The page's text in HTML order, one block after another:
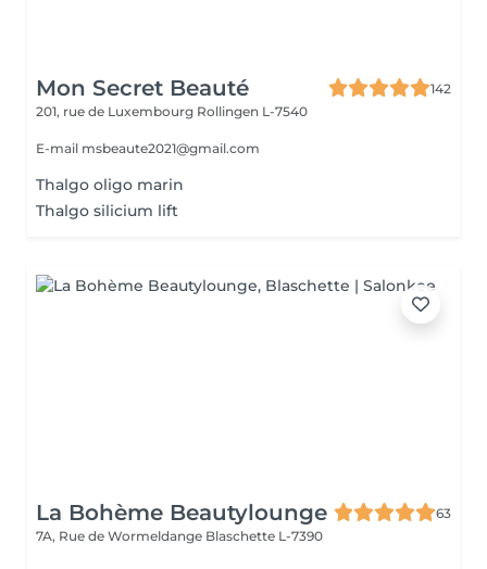
Mon Secret Beauté
142
201, rue de Luxembourg Rollingen L-7540
E-mail msbeaute2021@gmail.com
Thalgo oligo marin
Thalgo silicium lift
La Bohème Beautylounge
63
7A, Rue de Wormeldange Blaschette L-7390